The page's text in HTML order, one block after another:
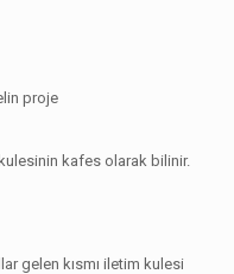
proje
kafes olarak bilinir.
gelen kısmı iletim kulesi